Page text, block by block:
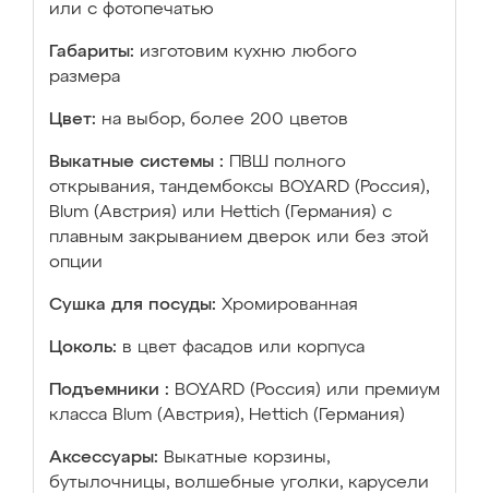
или с фотопечатью
Габариты: изготовим кухню любого
размера
Цвет: на выбор, более 200 цветов
Выкатные системы :
ПВШ полного
открывания, тандембоксы BOYARD (Россия),
Blum (Австрия) или Hettich (Германия) с
плавным закрыванием дверок или без этой
опции
Сушка для посуды: Хромированная
Цоколь: в цвет фасадов или корпуса
Подъемники : BOYARD (Россия) или премиум
класса Blum (Австрия), Hettich (Германия)
Аксессуары: Выкатные корзины,
бутылочницы, волшебные уголки, карусели